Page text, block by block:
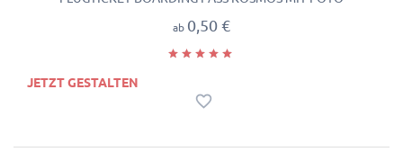
ab 0,50 €
JETZT GESTALTEN